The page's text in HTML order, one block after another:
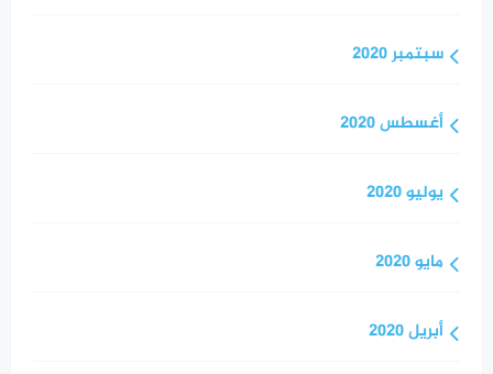
سبتمبر 2020
أغسطس 2020
يوليو 2020
مايو 2020
أبريل 2020